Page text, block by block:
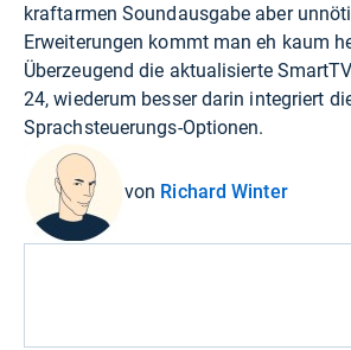
kraftarmen Soundausgabe aber
Erweiterungen kommt man eh kaum
Überzeugend die aktualisierte
24, wiederum besser darin integriert
Sprachsteuerungs-Optionen.
von Richard Winter